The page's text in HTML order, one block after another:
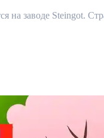
на заводе Steingot.